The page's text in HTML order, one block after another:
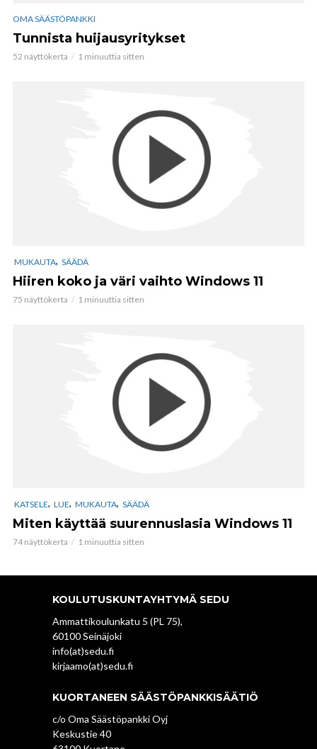
OMA SÄÄSTÖPANKKI
Tunnista huijausyritykset
52 näyttökerta 1 minuuttia sitten
MUKAUTA, SÄÄDÄ
Hiiren koko ja väri vaihto Windows 11
75 näyttökerta 1 minuuttia sitten
KATSELE, LUE, MUKAUTA, SÄÄDÄ
Miten käyttää suurennuslasia Windows 11
74 näyttökerta 1 minuuttia sitten
KOULUTUSKUNTAYHTYMÄ SEDU
Ammattikoulunkatu 5 (PL 75),
60100 Seinäjoki
info(at)sedu.fi
kirjaamo(at)sedu.fi
KUORTANEEN SÄÄSTÖPANKKISÄÄTIÖ
c/o Oma Säästöpankki Oyj
Keskustie 40